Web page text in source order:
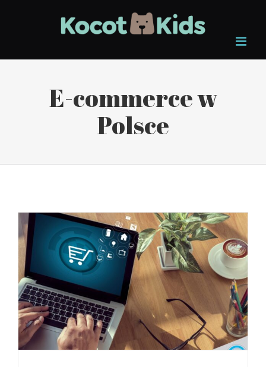
E-commerce w
Polsce